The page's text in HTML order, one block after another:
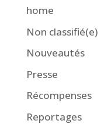
home
Non classifié(e)
Nouveautés
Presse
Récompenses
Reportages